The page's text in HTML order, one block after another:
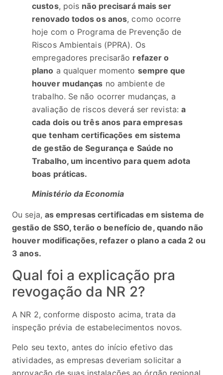
custos, pois não precisará mais ser
renovado todos os anos, como ocorre
hoje com o Programa de Prevenção de
Riscos Ambientais (PPRA). Os
empregadores precisarão refazer o
plano a qualquer momento sempre que
houver mudanças no ambiente de
trabalho. Se não ocorrer mudanças, a
avaliação de riscos deverá ser revista:a
cada dois ou três anos para empresas
que tenham certificações em sistema
de gestão de Segurança e Saúde no
Trabalho, um incentivo para quem adota
boas práticas.
Ministério da Economia
Ou seja, as empresas certificadas em sistema de
gestão de SSO, terão o benefício de, quando não
houver modificações, refazer o plano a cada 2 ou
3 anos.
Qual foi a explicação pra
revogação da NR 2?
A NR 2, conforme disposto acima, trata da
inspeção prévia de estabelecimentos novos.
Pelo seu texto, antes do início efetivo das
atividades, as empresas deveriam solicitar a